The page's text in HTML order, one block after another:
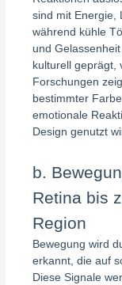
sind mit Energie,
während kühle
und
kulturell geprägt,
Forschungen
bestimmter
emotionale
Design genutzt
b.
Retina bis
Region
Bewegung wird
erkannt, die auf
Diese Signale